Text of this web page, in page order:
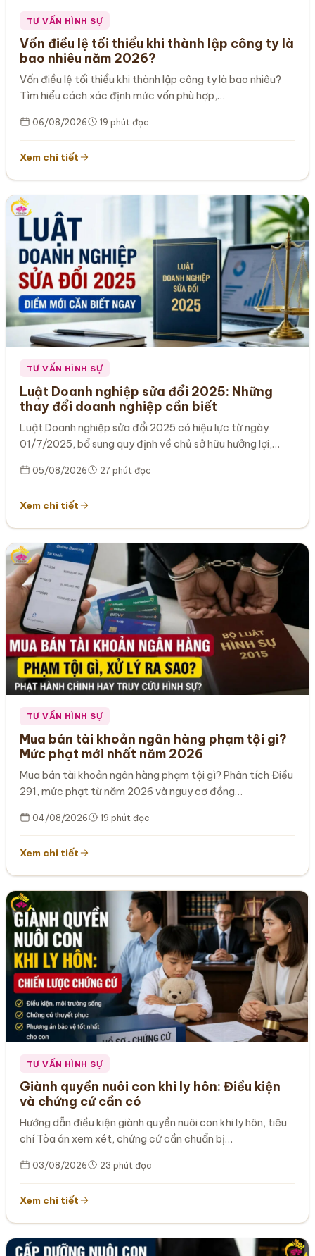
TƯ VẤN HÌNH SỰ
Vốn điều lệ tối thiểu khi thành lập công ty là
bao nhiêu năm 2026?
Vốn điều lệ tối thiểu khi thành lập công ty là bao nhiêu?
Tìm hiểu cách xác định mức vốn phù hợp,…
06/08/2026 19 phút đọc
Xem chi tiết
TƯ VẤN HÌNH SỰ
Luật Doanh nghiệp sửa đổi 2025: Những
thay đổi doanh nghiệp cần biết
Luật Doanh nghiệp sửa đổi 2025 có hiệu lực từ ngày
01/7/2025, bổ sung quy định về chủ sở hữu hưởng lợi,…
05/08/2026 27 phút đọc
Xem chi tiết
TƯ VẤN HÌNH SỰ
Mua bán tài khoản ngân hàng phạm tội gì?
Mức phạt mới nhất năm 2026
Mua bán tài khoản ngân hàng phạm tội gì? Phân tích Điều
291, mức phạt từ năm 2026 và nguy cơ đồng…
04/08/2026 19 phút đọc
Xem chi tiết
TƯ VẤN HÌNH SỰ
Giành quyền nuôi con khi ly hôn: Điều kiện
và chứng cứ cần có
Hướng dẫn điều kiện giành quyền nuôi con khi ly hôn, tiêu
chí Tòa án xem xét, chứng cứ cần chuẩn bị…
03/08/2026 23 phút đọc
Xem chi tiết